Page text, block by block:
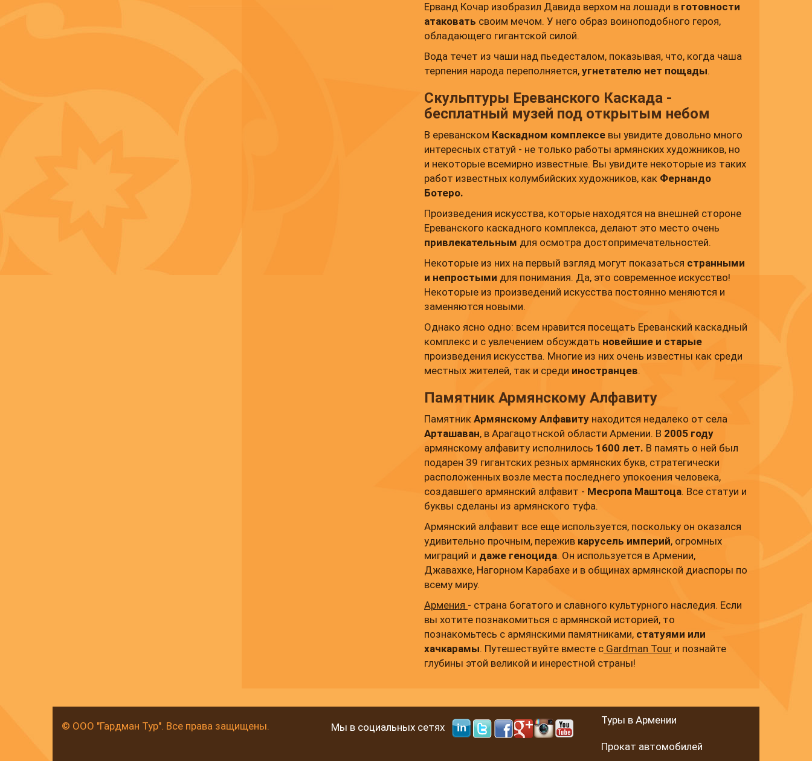
Ерванд Кочар изобразил Давида верхом на лошади вготовности
атаковать своим мечом. У него образ воиноподобного героя,
обладающего гигантской силой.
Вода течет из чаши над пьедесталом, показывая, что, когда чаша
терпения народа переполняется, угнетателю нет пощады.
Скульптуры Ереванского Каскада -
бесплатный музей под открытым небом
В ереванском Каскадном комплексевы увидите довольно много
интересных статуй - не только работы армянских художников, но
и некоторые всемирно известные. Вы увидите некоторые из таких
работ известных колумбийских художников, как Фернандо
Ботеро.
Произведения искусства, которые находятся на внешней стороне
Ереванского каскадного комплекса, делают это место очень
привлекательным для осмотра достопримечательностей.
Некоторые из них на первый взгляд могут показаться странными
и непростыми для понимания. Да, это современное искусство!
Некоторые из произведений искусства постоянно меняются и
заменяются новыми.
Однако ясно одно: всем нравится посещать Ереванский каскадный
комплекс и с увлечением обсуждать новейшие и старые
произведения искусства. Многие из них очень известны как среди
местных жителей, так и среди иностранцев.
Памятник Армянскому Алфавиту
Памятник Армянскому Алфавиту находится недалеко от села
Арташаван, в Арагацотнской области Армении. В 2005 году
армянскому алфавиту исполнилось 1600 лет. В память о ней был
подарен 39 гигантских резных армянских букв, стратегически
расположенных возле места последнего упокоения человека,
создавшего армянский алфавит - Месропа Маштоца. Все статуи и
буквы сделаны из армянского туфа.
Армянский алфавит все еще используется, поскольку он оказался
удивительно прочным, пережив карусель империй, огромных
миграций и даже геноцида. Он используется в Армении,
Джавахке, Нагорном Карабахе и в общинах армянской диаспоры по
всему миру.
Армения - страна богатого и славного культурного наследия. Если
вы хотите познакомиться с армянской историей, то
познакомьтесь с армянскими памятниками, статуями или
хачкарамы. Путешествуйте вместе сGardman Tourи познайте
глубины этой великой и инерестной страны!
© ООО "Гардман Тур". Все права защищены. Мы в социальных сетях
Туры в Армении
Прокат автомобилей